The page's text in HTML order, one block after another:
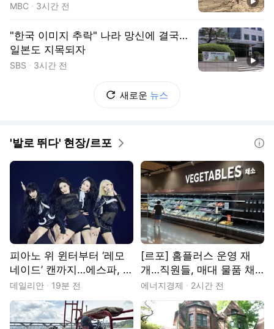
MBC 3시간 전
"한국 이미지 추락" 나라 망신에 결국…
일본도 지목되자
SBS 3시간 전
새로운 뉴스
'발로 뛰다' 현장/르포
피아노 위 윈터부터 ‘레모
네이드’ 캔까지…에스파, 디
테일로 채운 고척돔 [현장]
데일리안 19분 전
[르포] 홈플러스 운영 재
개…직원들, 매대 물품 채
우기 ‘분주’
에너지경제 2시간 전